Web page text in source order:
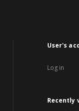
User's
Log in
Recently